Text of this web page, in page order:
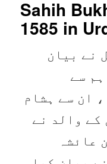
Sahih
1585 in
نے بیان
سے
ان سے ہشام
کے والد نے